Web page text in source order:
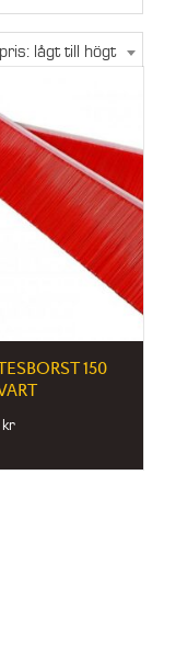
lågt till högt
150
kr